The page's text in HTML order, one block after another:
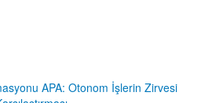
APA: Otonom İşlerin Zirvesi